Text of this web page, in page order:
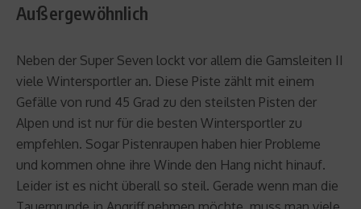
Außergewöhnlich
Neben der Super Seven lockt vor allem die Gamsleiten II
viele Wintersportler an. Diese Piste zählt mit einem
Gefälle von rund 45 Grad zu den steilsten Pisten der
Alpen und ist nur für die besten Wintersportler zu
empfehlen. Sogar Pistenraupen haben hier Probleme
und kommen ohne ihre Winde den Hang nicht hinauf.
Leider ist es nicht überall so steil. Gerade wenn man die